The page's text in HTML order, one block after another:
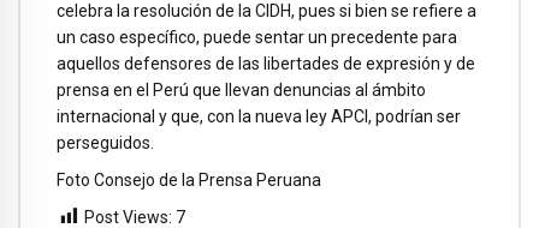
celebra la resolución de la CIDH, pues si bien se refiere a
un caso específico, puede sentar un precedente para
aquellos defensores de las libertades de expresión y de
prensa en el Perú que llevan denuncias al ámbito
internacional y que, con la nueva ley APCI, podrían ser
perseguidos.
Foto Consejo de la Prensa Peruana
Post Views: 7